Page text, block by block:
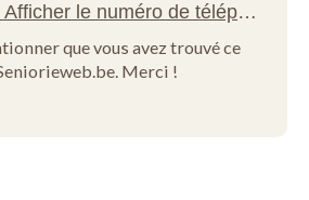
que vous avez trouvé ce
Merci !